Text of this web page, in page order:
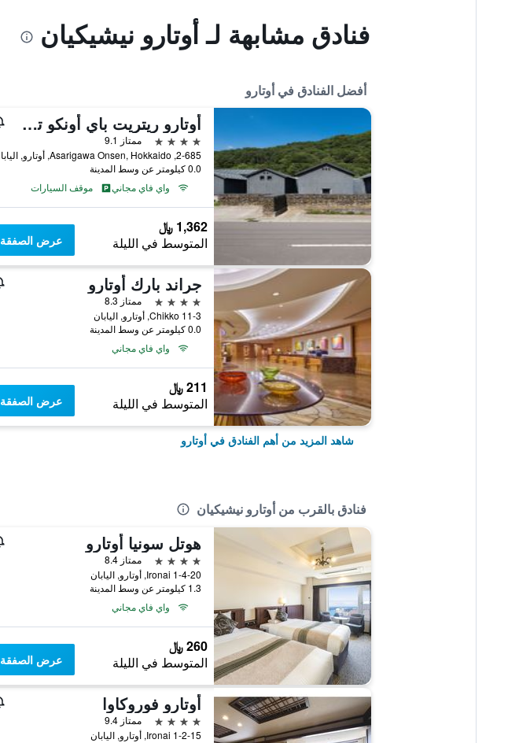
فنادق مشابهة لـ أوتارو نيشيكيان
أفضل الفنادق في أوتارو
أوتارو ريتريت باي أونكو تشيشين
4 نجوم
ممتاز 9.1
2-685, Asarigawa Onsen, Hokkaido, أوتارو, اليابان
0.0 كيلومتر عن وسط المدينة
واي فاي مجاني
موقف السيارات
1,362 ﷼
المتوسط في الليلة عرض الصفقة
جراند بارك أوتارو
4 نجوم
ممتاز 8.3
11-3 Chikko, أوتارو, اليابان
0.0 كيلومتر عن وسط المدينة
واي فاي مجاني
211 ﷼
المتوسط في الليلة عرض الصفقة
شاهد المزيد من أهم الفنادق في أوتارو
فنادق بالقرب من أوتارو نيشيكيان
هوتل سونيا أوتارو
4 نجوم
ممتاز 8.4
1-4-20 Ironai, أوتارو, اليابان
1.3 كيلومتر عن وسط المدينة
واي فاي مجاني
260 ﷼
المتوسط في الليلة عرض الصفقة
أوتارو فوروكاوا
4 نجوم
ممتاز 9.4
1-2-15 Ironai, أوتارو, اليابان